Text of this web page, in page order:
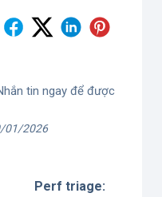
tin ngay để được
01/2026
Perf triage: